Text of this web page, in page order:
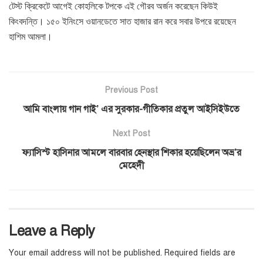
টেস্ট ক্রিকেটে আগেই কোহলিকে টপকে এই গৌরব অর্জন করেছেন কিউই
কিংবদন্তি। ১৫০ ইনিংসে ওয়ানডেতে সাত হাজার রান করে সবার উপরে রয়েছেন
হাশিম আমলা।
Previous Post
আমি বাংলায় গান গাই’ এর সুরকার-গীতিকার প্রতুল আইসিইউতে
Next Post
ফ্যাসিস্ট হাসিনার আমলে বারবার হেনস্থার শিকার হয়েছিলেন অভ্র’র
মেহেদী
Leave a Reply
Your email address will not be published. Required fields are